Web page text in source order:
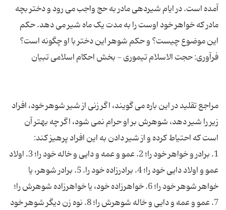
آمده است. در ایام شیردهی مادر به حج واجب می رود و دختر بچه
مادر که خواهر خود اوست را به مدت یک ماه شیر می دهد. حکم
مراجع تقلید در این باره می گویند، اگر زنی از شیر شوهر خود، افراد
زیر را شیر دهد، شوهرش بر او حرام نمى شود، اگر چه بهتر آن
1. برادر و خواهر خود را؛ 2. عمو و عمه و دایى و خاله خود را؛ 3. اولاد
عمو و اولاد دایى خود را؛ 4. برادرزاده خود را. 5. برادر شوهر، یا
خواهر شوهر خود را؛ 6. خواهرزاده خود، یا خواهرزاده شوهرش را؛
7. عمو و عمه و دایى و خاله شوهرش را؛ 8. نوه زن دیگر شوهر خود